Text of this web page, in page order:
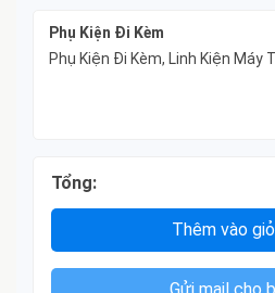
Phụ Kiện Đi Kèm
Phụ Kiện Đi Kèm, Linh Kiện Máy
Tổng:
Thêm vào